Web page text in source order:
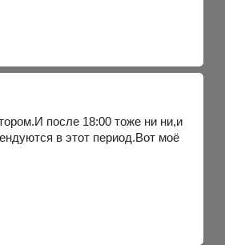
после 18:00 тоже ни ни,и
в этот период.Вот моё